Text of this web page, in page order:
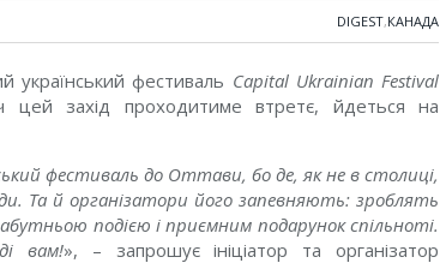
DIGEST,КАНАДА
український фестиваль Capital Ukrainian Festival
цей захід проходитиме втретє, йдеться на
фестиваль до Оттави, бо де, як не в столиці,
Та й організатори його запевняють: зроблять
подією і приємним подарунок спільноті.
вам!», – запрошує ініціатор та організатор